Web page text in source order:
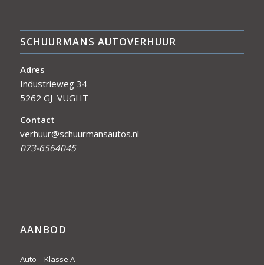
SCHUURMANS AUTOVERHUUR
Adres
Industrieweg 34
5262 GJ VUGHT
Contact
verhuur@schuurmansautos.nl
073-6564045
AANBOD
Auto – Klasse A